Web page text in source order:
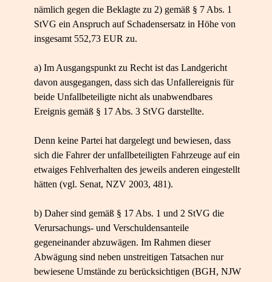
nämlich gegen die Beklagte zu 2) gemäß § 7 Abs. 1
StVG ein Anspruch auf Schadensersatz in Höhe von
insgesamt 552,73 EUR zu.
a) Im Ausgangspunkt zu Recht ist das Landgericht
davon ausgegangen, dass sich das Unfallereignis für
beide Unfallbeteiligte nicht als unabwendbares
Ereignis gemäß § 17 Abs. 3 StVG darstellte.
Denn keine Partei hat dargelegt und bewiesen, dass
sich die Fahrer der unfallbeteiligten Fahrzeuge auf ein
etwaiges Fehlverhalten des jeweils anderen eingestellt
hätten (vgl. Senat, NZV 2003, 481).
b) Daher sind gemäß § 17 Abs. 1 und 2 StVG die
Verursachungs- und Verschuldensanteile
gegeneinander abzuwägen. Im Rahmen dieser
Abwägung sind neben unstreitigen Tatsachen nur
bewiesene Umstände zu berücksichtigen (BGH, NJW